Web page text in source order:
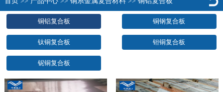
铜铝复合板 铜钢复合板
钛铜复合板 钽铜复合板
铌铜复合板